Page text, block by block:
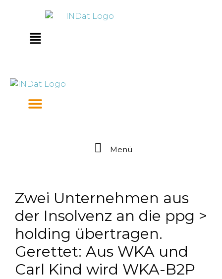
Main
Menü
Zwei Unternehmen aus
der Insolvenz an die ppg >
holding übertragen.
Gerettet: Aus WKA und
Carl Kind wird WKA-B2P